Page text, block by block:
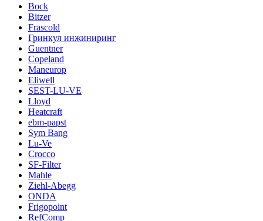
Bock
Bitzer
Frascold
Гринкул инжиниринг
Guentner
Copeland
Maneurop
Eliwell
SEST-LU-VE
Lloyd
Heatcraft
ebm-papst
Sym Bang
Lu-Ve
Crocco
SF-Filter
Mahle
Ziehl-Abegg
ONDA
Frigopoint
RefComp